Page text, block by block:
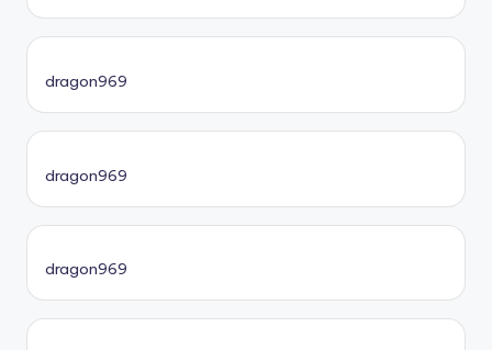
dragon969
dragon969
dragon969